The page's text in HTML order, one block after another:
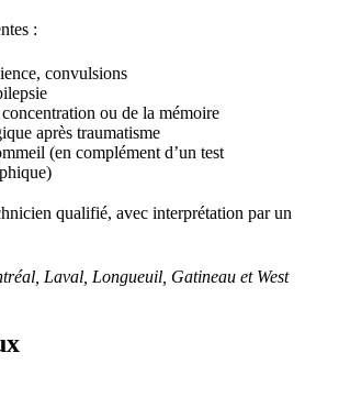
:
convulsions
ou de la mémoire
après traumatisme
(en complément d’un test
qualifié, avec interprétation par un
Laval, Longueuil, Gatineau et West